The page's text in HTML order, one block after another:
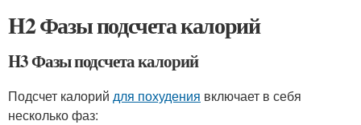
H2 Фазы подсчета калорий
H3 Фазы подсчета калорий
Подсчет калорий для похудения включает в себя
несколько фаз: